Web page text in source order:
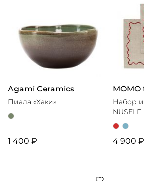
Agami Ceramics
Пиала «Хаки»
1 400 ₽
MOMO
Набор
NUSELF
4 900 ₽